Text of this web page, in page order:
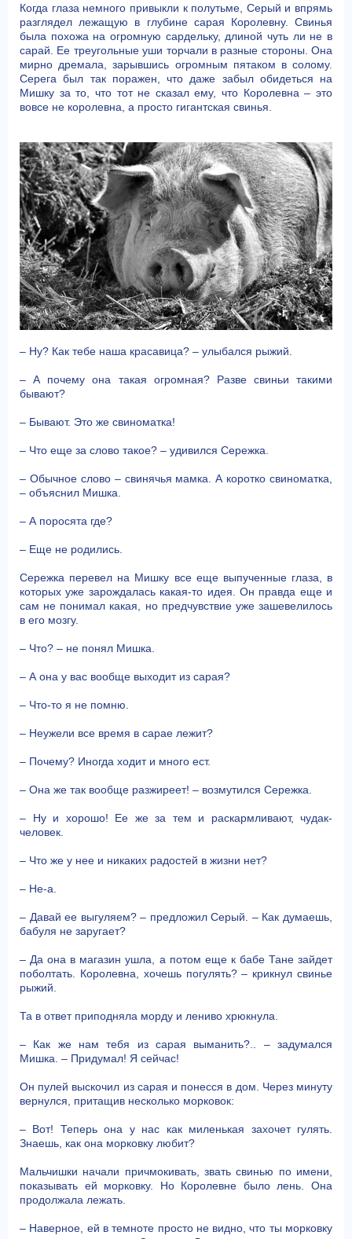
Когда глаза немного привыкли к полутьме, Серый и впрямь
разглядел лежащую в глубине сарая Королевну. Свинья
была похожа на огромную сардельку, длиной чуть ли не в
сарай. Ее треугольные уши торчали в разные стороны. Она
мирно дремала, зарывшись огромным пятаком в солому.
Серега был так поражен, что даже забыл обидеться на
Мишку за то, что тот не сказал ему, что Королевна – это
вовсе не королевна, а просто гигантская свинья.
– Ну? Как тебе наша красавица? – улыбался рыжий.
– А почему она такая огромная? Разве свиньи такими
бывают?
– Бывают. Это же свиноматка!
– Что еще за слово такое? – удивился Сережка.
– Обычное слово – свинячья мамка. А коротко свиноматка,
– объяснил Мишка.
– А поросята где?
– Еще не родились.
Сережка перевел на Мишку все еще выпученные глаза, в
которых уже зарождалась какая-то идея. Он правда еще и
сам не понимал какая, но предчувствие уже зашевелилось
в его мозгу.
– Что? – не понял Мишка.
– А она у вас вообще выходит из сарая?
– Что-то я не помню.
– Неужели все время в сарае лежит?
– Почему? Иногда ходит и много ест.
– Она же так вообще разжиреет! – возмутился Сережка.
– Ну и хорошо! Ее же за тем и раскармливают, чудак-
человек.
– Что же у нее и никаких радостей в жизни нет?
– Не-а.
– Давай ее выгуляем? – предложил Серый. – Как думаешь,
бабуля не заругает?
– Да она в магазин ушла, а потом еще к бабе Тане зайдет
поболтать. Королевна, хочешь погулять? – крикнул свинье
рыжий.
Та в ответ приподняла морду и лениво хрюкнула.
– Как же нам тебя из сарая выманить?.. – задумался
Мишка. – Придумал! Я сейчас!
Он пулей выскочил из сарая и понесся в дом. Через минуту
вернулся, притащив несколько морковок:
– Вот! Теперь она у нас как миленькая захочет гулять.
Знаешь, как она морковку любит?
Мальчишки начали причмокивать, звать свинью по имени,
показывать ей морковку. Но Королевне было лень. Она
продолжала лежать.
– Наверное, ей в темноте просто не видно, что ты морковку